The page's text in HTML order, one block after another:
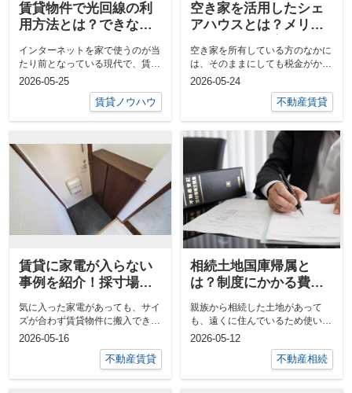
賃貸物件で光回線の利
用方法とは？できない
インターネットを家で使うのが当
たり前となっている現代で、賃貸
物件に住んでいる場合、通信速度
2026-05-25
賃貸ノウハウ
空き家を活用したシェ
アハウスとは？メリッ
空き家を所有している方のなかに
は、そのままにしても税金がかか
るのみとなるため、活用したいと
2026-05-24
不動産賃貸
賃貸に家電が入らない
事例を紹介！採寸場所
気に入った家電があっても、サイ
ズが合わず賃貸物件に搬入できな
ければ使用できません。 予想外
2026-05-16
不動産賃貸
相続土地国庫帰属と
は？制度にかかる費用
親族から相続した土地があって
も、遠くに住んでいるため使い道
がなく、管理も難しい場合があり
2026-05-12
不動産相続